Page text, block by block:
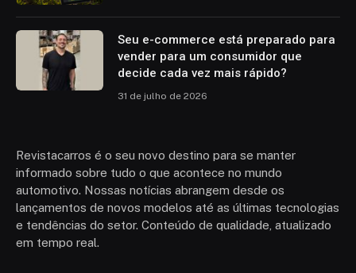
Seu e-commerce está preparado para
vender para um consumidor que
decide cada vez mais rápido?
31 de julho de 2026
Revistacarros é o seu novo destino para se manter
informado sobre tudo o que acontece no mundo
automotivo. Nossas notícias abrangem desde os
lançamentos de novos modelos até as últimas tecnologias
e tendências do setor. Conteúdo de qualidade, atualizado
em tempo real.